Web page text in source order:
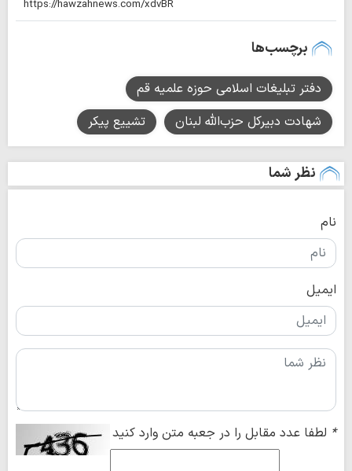
برچسب‌ها
دفتر تبلیغات اسلامی حوزه علمیه قم
شهادت دبیرکل حزب‌الله لبنان
تشییع پیکر
نظر شما
نام
ایمیل
* لطفا عدد مقابل را در جعبه متن وارد کنید